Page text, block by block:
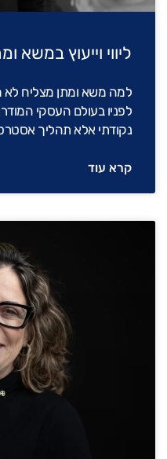
ליווי וייעוץ במשא
למה משא ומתן מצליח לא
לפניו בעולם העסקי
נקודתי אלא תהליך
קרא עוד